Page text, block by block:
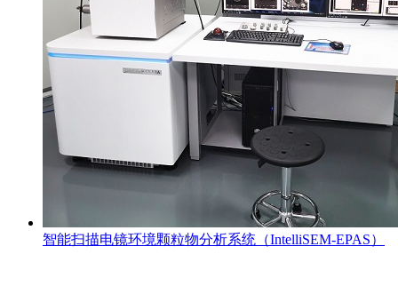
智能扫描电镜环境颗粒物分析系统（IntelliSEM-EPAS）